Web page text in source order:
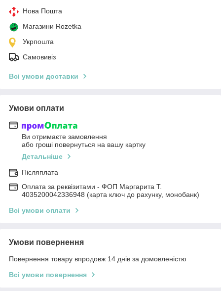
Нова Пошта
Магазини Rozetka
Укрпошта
Самовивіз
Всі умови доставки
Умови оплати
Ви отримаєте замовлення
або гроші повернуться на вашу картку
Детальніше
Післяплата
Оплата за реквізитами - ФОП Маргарита Т.
4035200042336948 (карта ключ до рахунку, монобанк)
Всі умови оплати
Умови повернення
Повернення товару впродовж 14 днів за домовленістю
Всі умови повернення